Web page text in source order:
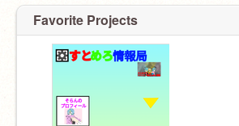
Favorite Projects